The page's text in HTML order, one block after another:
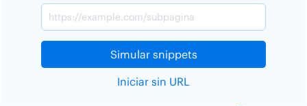
Simular snippets
Iniciar sin URL